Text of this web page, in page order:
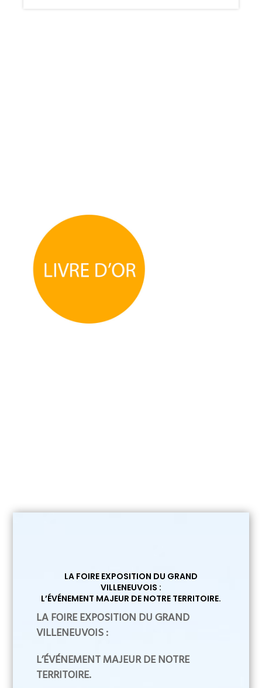
LA FOIRE EXPOSITION DU GRAND
VILLENEUVOIS :
L’ÉVÉNEMENT MAJEUR DE NOTRE TERRITOIRE.
LA FOIRE EXPOSITION DU GRAND
VILLENEUVOIS :
L’ÉVÉNEMENT MAJEUR DE NOTRE
TERRITOIRE.